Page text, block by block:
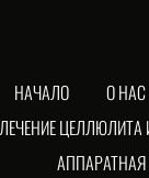
НАЧАЛО О НАС
ЛЕЧЕНИЕ ЦЕЛЛЮЛИТА